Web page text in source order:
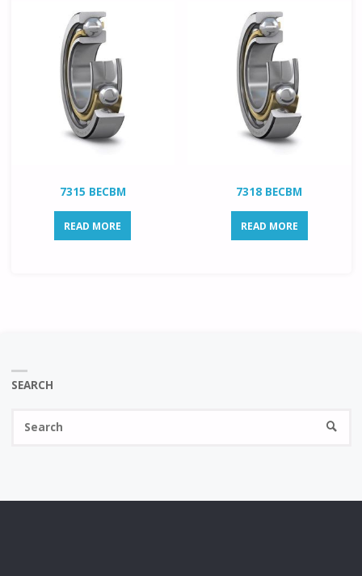
7315 BECBM
READ MORE
7318 BECBM
READ MORE
SEARCH